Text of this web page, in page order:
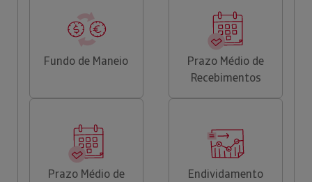
Fundo de Maneio
Prazo Médio de
Recebimentos
Prazo Médio de
Endividamento